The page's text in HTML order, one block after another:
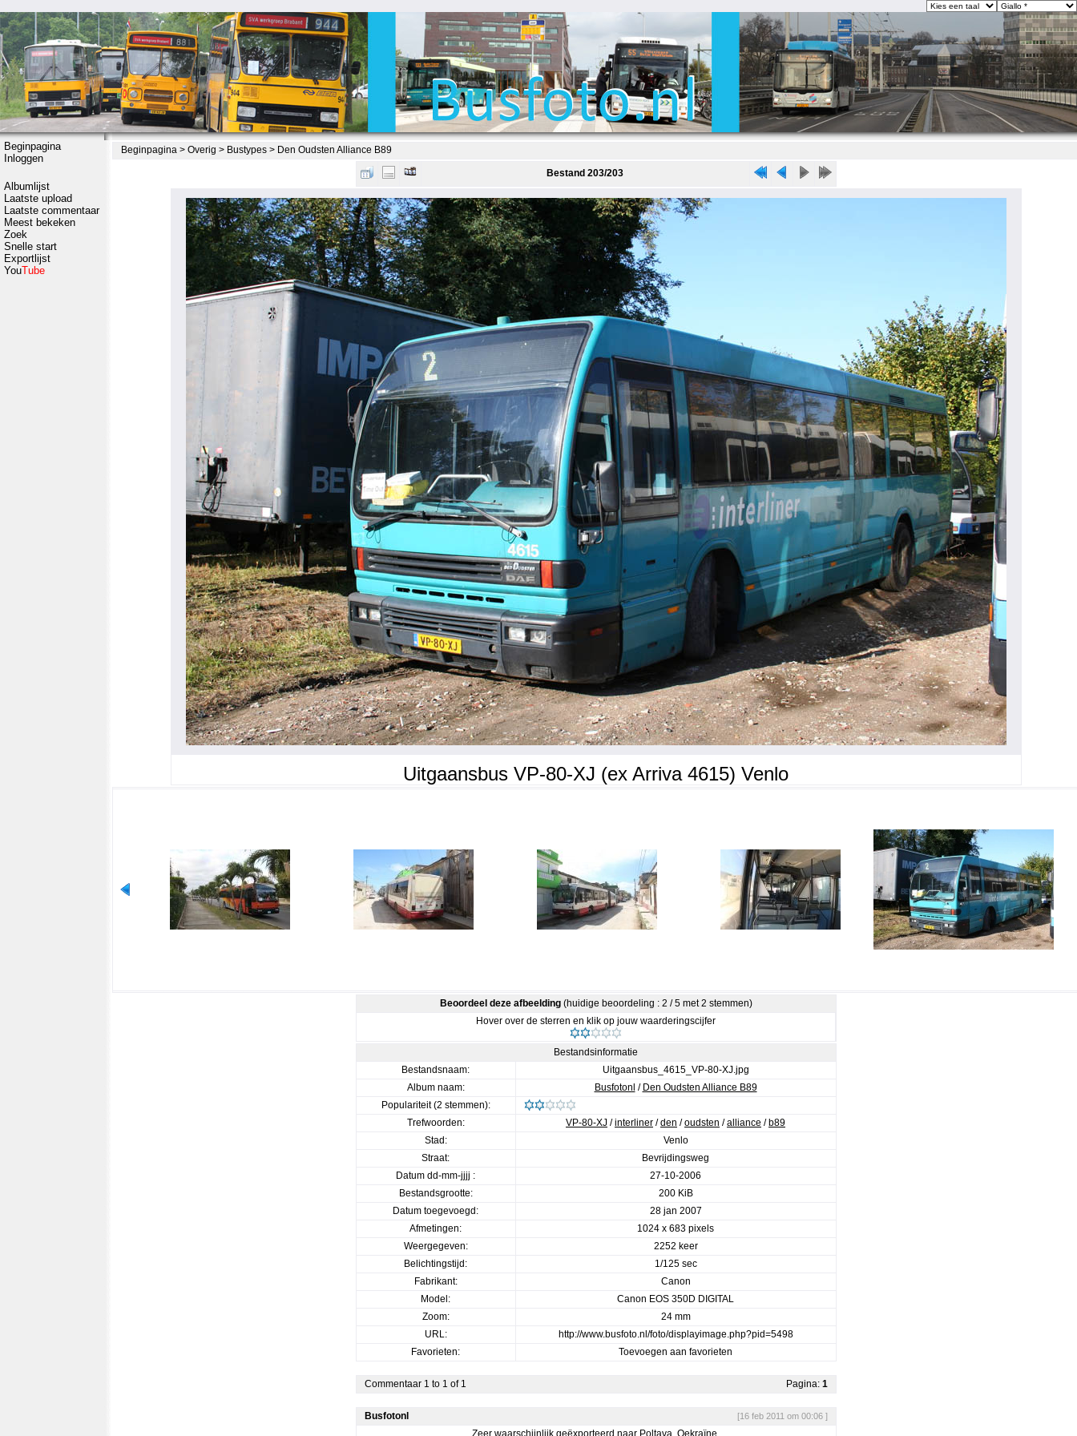
Beginpagina
Inloggen
Albumlijst
Laatste upload
Laatste commentaar
Meest bekeken
Zoek
Snelle start
Exportlijst
YouTube
Beginpagina > Overig > Bustypes > Den Oudsten Alliance B89
Bestand 203/203
Uitgaansbus VP-80-XJ (ex Arriva 4615) Venlo
Beoordeel deze afbeelding(huidige beoordeling : 2 / 5 met 2 stemmen)
Hover over de sterren en klik op jouw waarderingscijfer
Bestandsinformatie
Bestandsnaam:
Uitgaansbus_4615_VP-80-XJ.jpg
Album naam:
Busfotonl / Den Oudsten Alliance B89
Populariteit (2 stemmen):
Trefwoorden:
VP-80-XJ /interliner /den /oudsten /alliance / b89
Stad:
Venlo
Straat:
Bevrijdingsweg
Datum dd-mm-jjjj :
27-10-2006
Bestandsgrootte:
200 KiB
Datum toegevoegd:
28 jan 2007
Afmetingen:
1024 x 683 pixels
Weergegeven:
2252 keer
Belichtingstijd:
1/125 sec
Fabrikant:
Canon
Model:
Canon EOS 350D DIGITAL
Zoom:
24 mm
URL:
http://www.busfoto.nl/foto/displayimage.php?pid=5498
Favorieten:
Toevoegen aan favorieten
Commentaar 1 to 1 of 1 Pagina: 1
Busfotonl [16 feb 2011 om 00:06 ]
Zeer waarschijnlijk geëxporteerd naar Poltava, Oekraïne.